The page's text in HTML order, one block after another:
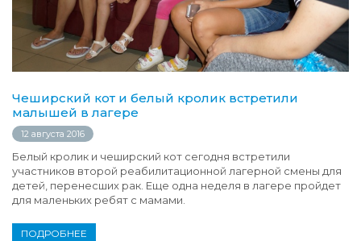
Чеширский кот и белый кролик встретили
малышей в лагере
12 августа 2016
Белый кролик и чеширский кот сегодня встретили
участников второй реабилитационной лагерной смены для
детей, перенесших рак. Еще одна неделя в лагере пройдет
для маленьких ребят с мамами.
ПОДРОБНЕЕ